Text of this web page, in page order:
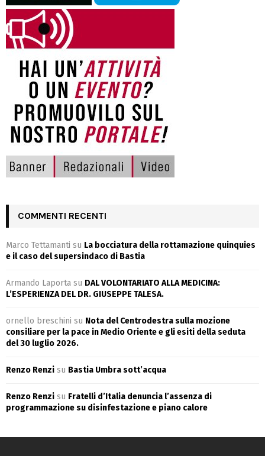
COMMENTI RECENTI
Marco Tettamanti su La bocciatura della rottamazione quinquies
e il caso del supersindaco di Bastia
Armando Laporta su DAL VOLONTARIATO ALLA MEDICINA:
L’ESPERIENZA DEL DR. GIUSEPPE TALESA.
ornello breschini su Nota del Centrodestra sulla mozione
consiliare per la pace in Medio Oriente e gli esiti della seduta
del 30 luglio 2026.
Renzo Renzi su Bastia Umbra sott’acqua
Renzo Renzi su Fratelli d’Italia denuncia l’assenza di
programmazione su disinfestazione e piano calore